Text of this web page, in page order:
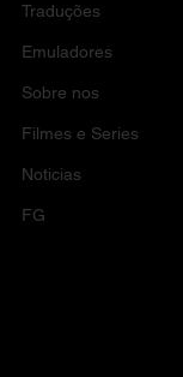
Traduções
Emuladores
Sobre nos
Filmes e Series
Noticias
FG